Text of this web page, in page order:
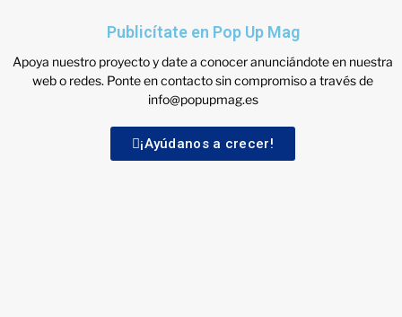
Publicítate en Pop Up Mag
Apoya nuestro proyecto y date a conocer anunciándote en nuestra
web o redes. Ponte en contacto sin compromiso a través de
info@popupmag.es
¡Ayúdanos a crecer!